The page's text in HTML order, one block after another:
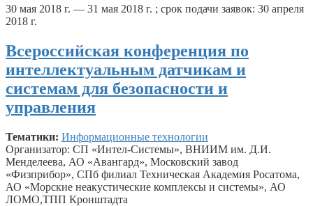
30 мая 2018 г. — 31 мая 2018 г. ; срок подачи заявок: 30 апреля
2018 г.
Всероссийская конференция по
интеллектуальным датчикам и
системам для безопасности и
управления
Тематики: Информационные технологии
Организатор: СП «Интел-Системы», ВНИИМ им. Д.И.
Менделеева, АО «Авангард», Московский завод
«Физприбор», СПб филиал Техническая Академия Росатома,
АО «Морские неакустические комплексы и системы», АО
ЛОМО,ТПП Кронштадта